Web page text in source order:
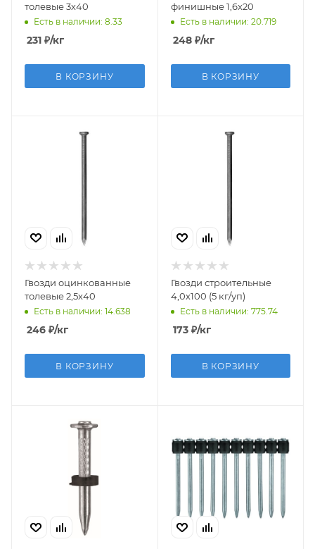
толевые 3х40
Есть в наличии: 8.33
231 ₽/кг
В КОРЗИНУ
финишные 1,6х20
Есть в наличии: 20.719
248₽/кг
В КОРЗИНУ
Гвозди оцинкованные
толевые 2,5х40
Есть в наличии: 14.638
246 ₽/кг
В КОРЗИНУ
Гвозди строительные
4,0х100 (5 кг/уп)
Есть в наличии: 775.74
173₽/кг
В КОРЗИНУ